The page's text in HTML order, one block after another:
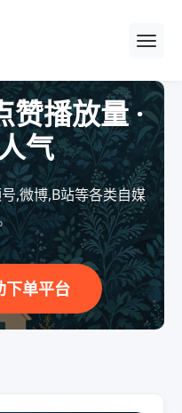
赞播放量 ·
气
,微博,B站等各类自媒
下单平台